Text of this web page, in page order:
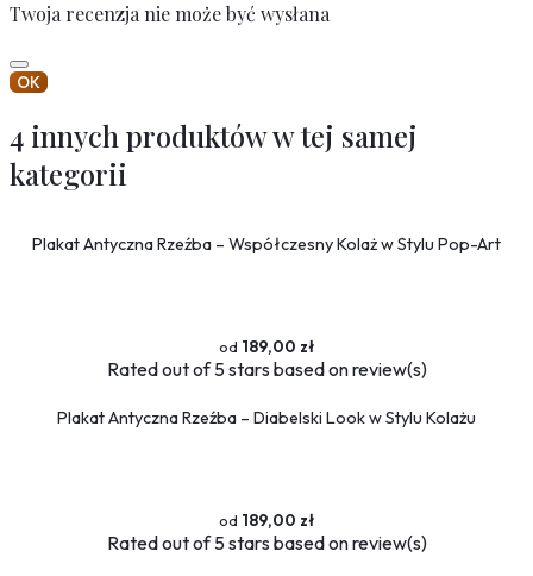
Twoja recenzja nie może być wysłana
OK
4 innych produktów w tej samej
kategorii
Plakat Antyczna Rzeźba – Współczesny Kolaż w Stylu Pop-Art
189,00 zł
Ratedout of 5 stars based onreview(s)
Plakat Antyczna Rzeźba – Diabelski Look w Stylu Kolażu
189,00 zł
Ratedout of 5 stars based onreview(s)